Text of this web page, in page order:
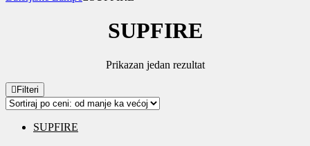
SUPFIRE
Prikazan jedan rezultat
Filteri
SUPFIRE